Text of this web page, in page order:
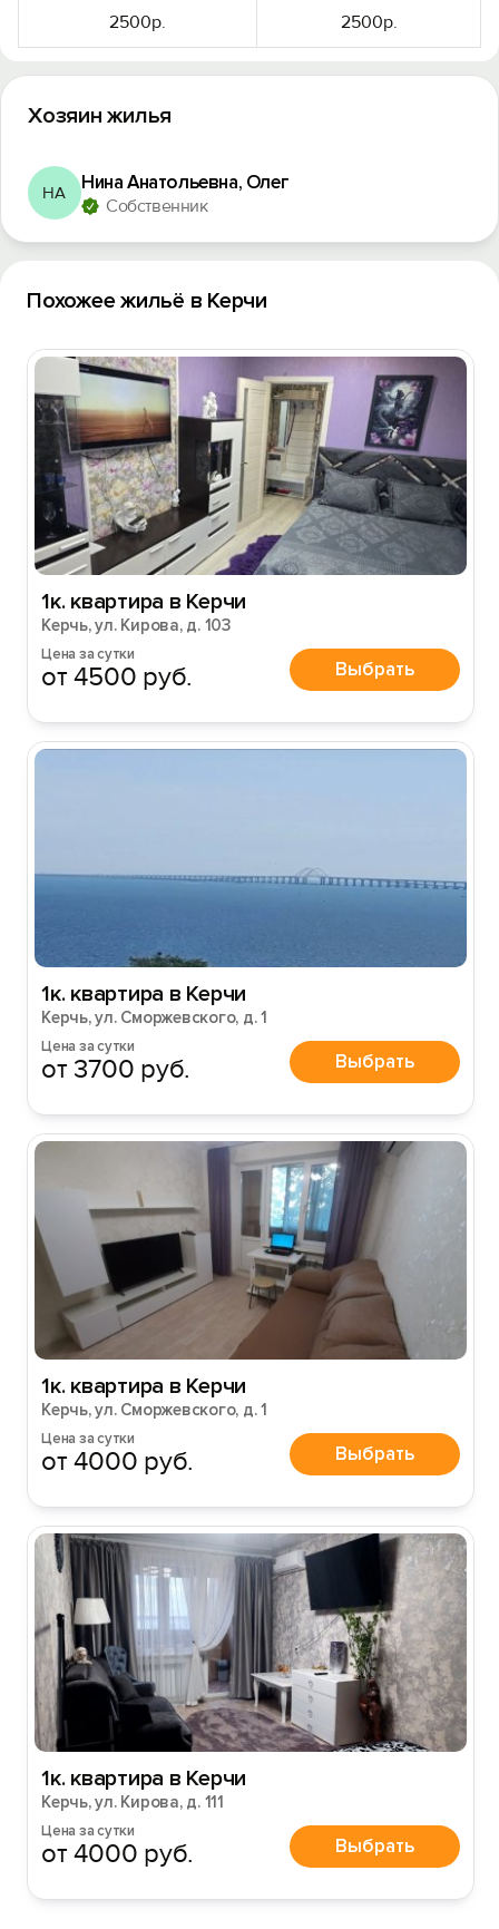
2500р. 2500р.
Хозяин жилья
НА Нина Анатольевна, Олег
Собственник
Похожее жильё в Керчи
1к. квартира в Керчи
Керчь, ул. Кирова, д. 103
Цена за сутки
от 4500 руб. Выбрать
1к. квартира в Керчи
Керчь, ул. Сморжевского, д. 1
Цена за сутки
от 3700 руб. Выбрать
1к. квартира в Керчи
Керчь, ул. Сморжевского, д. 1
Цена за сутки
от 4000 руб. Выбрать
1к. квартира в Керчи
Керчь, ул. Кирова, д. 111
Цена за сутки
от 4000 руб. Выбрать
Войти
Войти с помощью